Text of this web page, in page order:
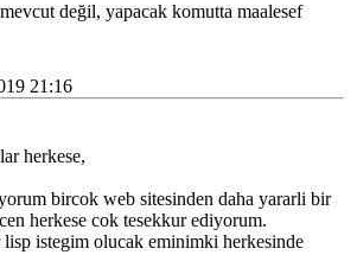
değil, yapacak komutta maalesef
21:16
herkese,
bircok web sitesinden daha yararli bir
herkese cok tesekkur ediyorum.
istegim olucak eminimki herkesinde